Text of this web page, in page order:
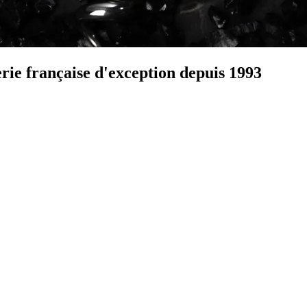
française d'exception depuis 1993